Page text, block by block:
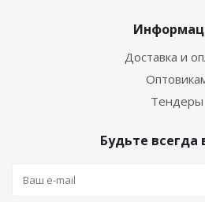
Доставка и
Тендеры
Будьте всегда